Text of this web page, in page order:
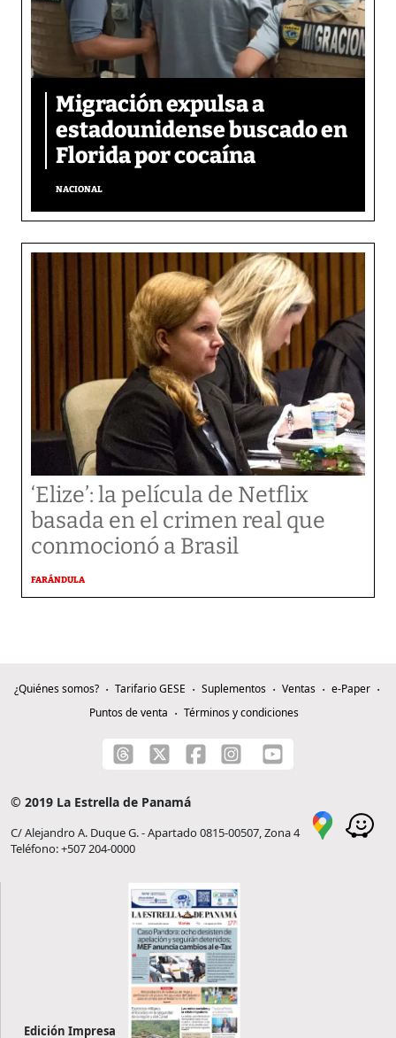
Migración expulsa a
estadounidense buscado en
Florida por cocaína
NACIONAL
‘Elize’: la película de Netflix
basada en el crimen real que
conmocionó a Brasil
FARÁNDULA
¿Quiénes somos? Tarifario GESE Suplementos Ventas
e-Paper
Puntos de venta
Términos y condiciones
© 2019 La Estrella de Panamá
C/ Alejandro A. Duque G. - Apartado 0815-00507, Zona 4
Teléfono: +507 204-0000
Edición Impresa